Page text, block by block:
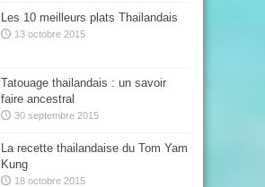
Les 10 meilleurs plats Thailandais
13 octobre 2015
Tatouage thailandais : un savoir
faire ancestral
30 septembre 2015
La recette thailandaise du Tom Yam
Kung
18 octobre 2015